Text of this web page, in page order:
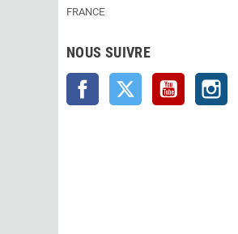
FRANCE
NOUS SUIVRE
Facebook Twitter YouTube